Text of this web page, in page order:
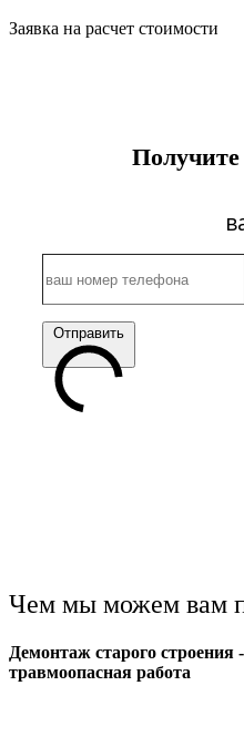
Заявка на расчет стоимости
Отправить
Чем мы можем вам
Демонтаж старого строения
травмоопасная работа